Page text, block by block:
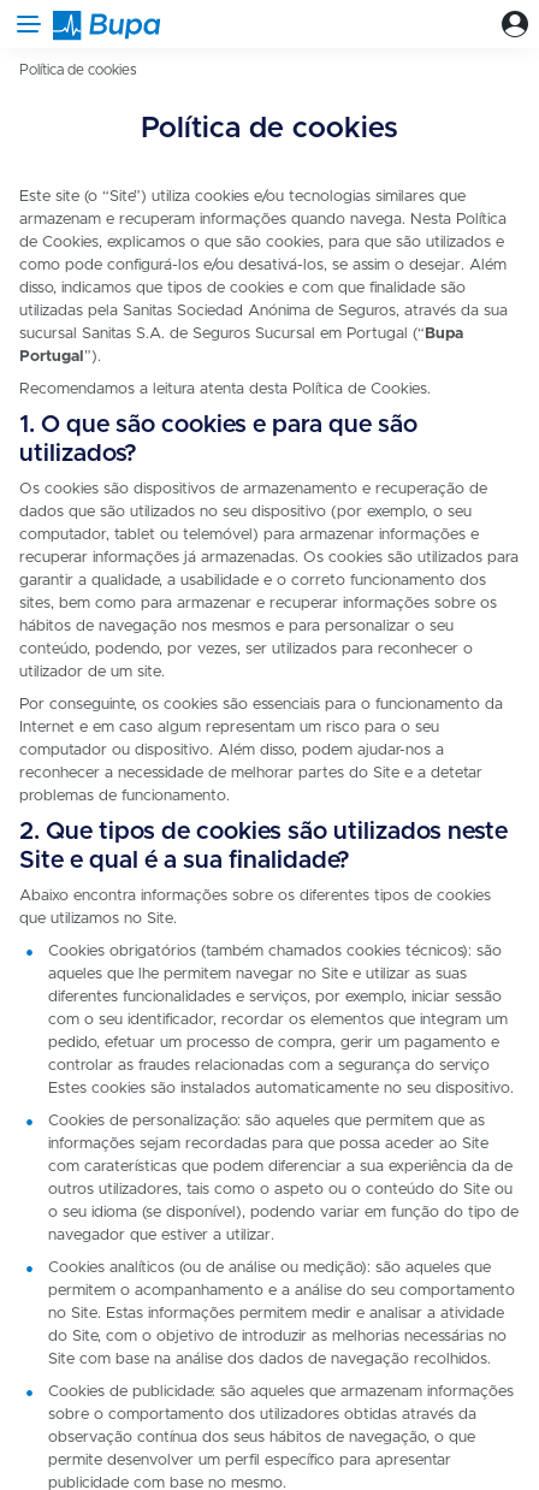
Menu
Política de cookies
Política de cookies
Este site (o “Site”) utiliza cookies e/ou tecnologias similares que
armazenam e recuperam informações quando navega. Nesta Política
de Cookies, explicamos o que são cookies, para que são utilizados e
como pode configurá-los e/ou desativá-los, se assim o desejar. Além
disso, indicamos que tipos de cookies e com que finalidade são
utilizadas pela Sanitas Sociedad Anónima de Seguros, através da sua
sucursal Sanitas S.A. de Seguros Sucursal em Portugal (“ Bupa
Portugal ”).
Recomendamos a leitura atenta desta Política de Cookies.
1. O que são cookies e para que são
utilizados?
Os cookies são dispositivos de armazenamento e recuperação de
dados que são utilizados no seu dispositivo (por exemplo, o seu
computador, tablet ou telemóvel) para armazenar informações e
recuperar informações já armazenadas. Os cookies são utilizados para
garantir a qualidade, a usabilidade e o correto funcionamento dos
sites, bem como para armazenar e recuperar informações sobre os
hábitos de navegação nos mesmos e para personalizar o seu
conteúdo, podendo, por vezes, ser utilizados para reconhecer o
utilizador de um site.
Por conseguinte, os cookies são essenciais para o funcionamento da
Internet e em caso algum representam um risco para o seu
computador ou dispositivo. Além disso, podem ajudar-nos a
reconhecer a necessidade de melhorar partes do Site e a detetar
problemas de funcionamento.
2. Que tipos de cookies são utilizados neste
Site e qual é a sua finalidade?
Abaixo encontra informações sobre os diferentes tipos de cookies
que utilizamos no Site.
Cookies obrigatórios (também chamados cookies técnicos): são
aqueles que lhe permitem navegar no Site e utilizar as suas
diferentes funcionalidades e serviços, por exemplo, iniciar sessão
com o seu identificador, recordar os elementos que integram um
pedido, efetuar um processo de compra, gerir um pagamento e
controlar as fraudes relacionadas com a segurança do serviço
Estes cookies são instalados automaticamente no seu dispositivo.
Cookies de personalização: são aqueles que permitem que as
informações sejam recordadas para que possa aceder ao Site
com caraterísticas que podem diferenciar a sua experiência da de
outros utilizadores, tais como o aspeto ou o conteúdo do Site ou
o seu idioma (se disponível), podendo variar em função do tipo de
navegador que estiver a utilizar.
Cookies analíticos (ou de análise ou medição): são aqueles que
permitem o acompanhamento e a análise do seu comportamento
no Site. Estas informações permitem medir e analisar a atividade
do Site, com o objetivo de introduzir as melhorias necessárias no
Site com base na análise dos dados de navegação recolhidos.
Cookies de publicidade: são aqueles que armazenam informações
sobre o comportamento dos utilizadores obtidas através da
observação contínua dos seus hábitos de navegação, o que
permite desenvolver um perfil específico para apresentar
publicidade com base no mesmo.